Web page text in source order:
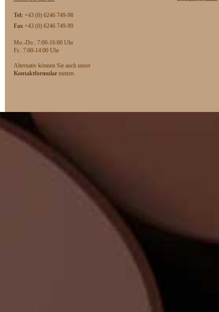
Tel: +43 (0) 6246 749-98
Fax +43 (0) 6246 749-99
Mo.-Do.: 7:00-16:00 Uhr
Fr.: 7:00-14:00 Uhr
Alternativ können Sie auch unser
Kontaktformular nutzen.